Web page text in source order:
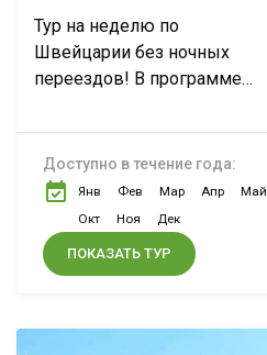
Тур на неделю по
Швейцарии без ночных
переездов! В программе
Альпы, Берн, Женева,
Швейцарская Ривьера,
Страсбург, Нюрнберг. Все
удовольствие всего за...
Доступно в течение года:
Янв Фев Мар Апр Май
Окт
Ноя Дек
ПОКАЗАТЬ ТУР